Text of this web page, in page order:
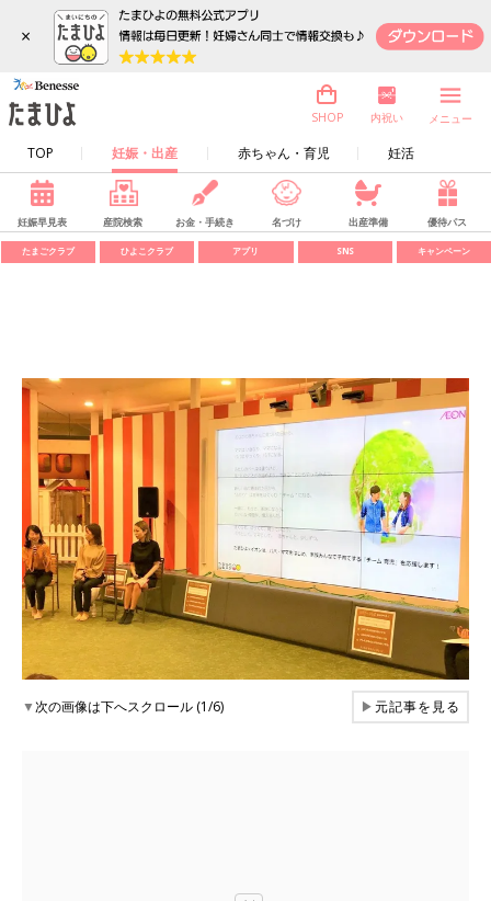
×
TOP 妊娠・出産 赤ちゃん・育児 妊活
SHOP 内祝い メニュー
妊娠早見表 産院検索 お金・手続き 名づけ 出産準備 優待パス
たまごクラブ ひよこクラブ アプリ SNS キャンペーン
▼次の画像は下へスクロール (1/6) ▶元記事を見る